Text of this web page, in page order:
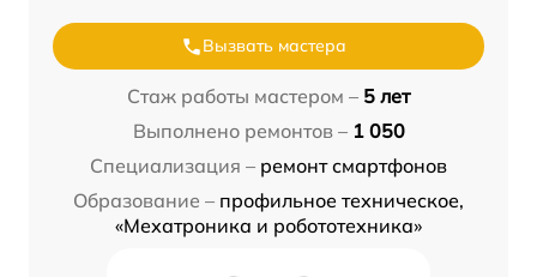
Вызвать мастера
Стаж работы мастером – 5 лет
Выполнено ремонтов – 1 050
Специализация – ремонт смартфонов
Образование – профильное техническое,
«Мехатроника и робототехника»